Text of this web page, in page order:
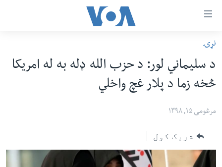
رسي
وړ
اتصالات
متن
افغانستان
سیمه
امریکا
ښځې او نجونې
ځوانان
نړۍ
د سلیماني لور: د حزب الله ډله به له امریکا
څخه زما د پلار غچ واخلي
مرغومی ۱۵, ۱۳۹۸
شریک کول